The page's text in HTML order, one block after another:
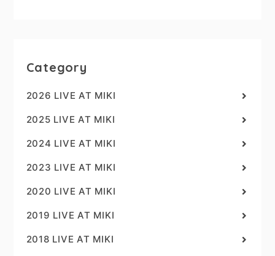
Category
2026 LIVE AT MIKI
2025 LIVE AT MIKI
2024 LIVE AT MIKI
2023 LIVE AT MIKI
2020 LIVE AT MIKI
2019 LIVE AT MIKI
2018 LIVE AT MIKI